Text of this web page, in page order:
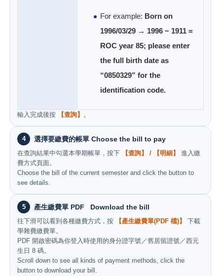
For example: Born on
1996/03/29 → 1996 − 1911 =
ROC year 85; please enter
the full birth date as
“0850329” for the
identification code.
輸入完成後按 【查詢】 。
4 選擇要繳費的帳單 Choose the bill to pay
在查詢結果中勾選本學期帳單，按下 【查詢】 / 【明細】
進入繳
費方式頁面。
Choose the bill of the current semester and click the button to
see details.
5 產生繳費單 PDF Download the bill
往下滑可以看到各種繳費方式，按 【產生繳費單(PDF 檔)】
下載
學雜費繳費單。
PDF 開啟密碼為你登入時使用的身分證字號／舊居留證號／西元
生日 8 碼。
Scroll down to see all kinds of payment methods, click the
button to download your bill.